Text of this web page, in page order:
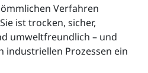
Verfahren
ist trocken, sicher,
umweltfreundlich – und
industriellen Prozessen ein